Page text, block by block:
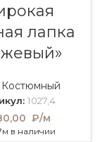
лапка
Костюмный
1027,4
₽/м
в наличии